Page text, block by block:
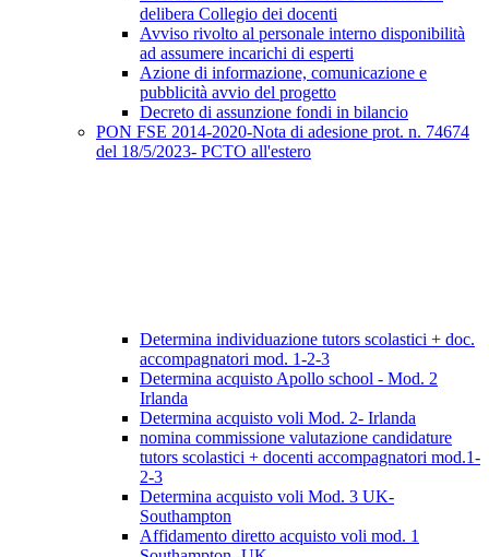
delibera Collegio dei docenti
Avviso rivolto al personale interno disponibilità
ad assumere incarichi di esperti
Azione di informazione, comunicazione e
pubblicità avvio del progetto
Decreto di assunzione fondi in bilancio
PON FSE 2014-2020-Nota di adesione prot. n. 74674
del 18/5/2023- PCTO all'estero
Determina individuazione tutors scolastici + doc.
accompagnatori mod. 1-2-3
Determina acquisto Apollo school - Mod. 2
Irlanda
Determina acquisto voli Mod. 2- Irlanda
nomina commissione valutazione candidature
tutors scolastici + docenti accompagnatori mod.1-
2-3
Determina acquisto voli Mod. 3 UK-
Southampton
Affidamento diretto acquisto voli mod. 1